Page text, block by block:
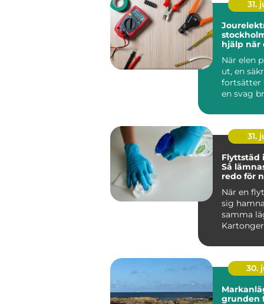
31.
stockholm
hjälp när
När elen
ut, en
fortsätter
en svag
31.
Flyttstäd
Så
redo för
När en
sig
samma
Kartonger
30.
grunden